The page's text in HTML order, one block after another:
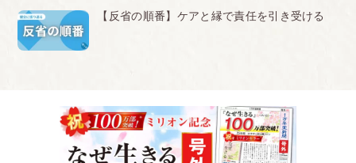
【反省の順番】ケアと縁で責任を引き受ける